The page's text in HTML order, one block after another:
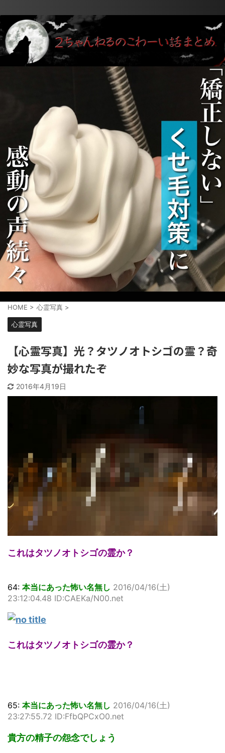
HOME > 心霊写真 >
心霊写真
【心霊写真】光？タツノオトシゴの霊？奇
妙な写真が撮れたぞ
2016年4月19日
これはタツノオトシゴの霊か？
64: 本当にあった怖い名無し 2016/04/16(土)
23:12:04.48 ID:CAEKa/N00.net
これはタツノオトシゴの霊か？
65: 本当にあった怖い名無し 2016/04/16(土)
23:27:55.72 ID:FfbQPCxO0.net
貴方の精子の怨念でしょう